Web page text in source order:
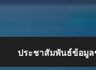
ประชาสัมพันธ์ข้อมูล